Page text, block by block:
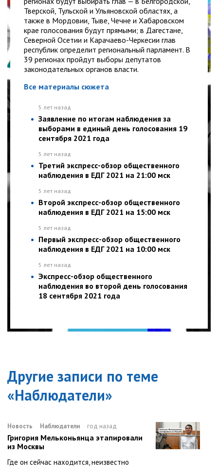
Тверской, Тульской и Ульяновской областях, а
также в Мордовии, Тыве, Чечне и Хабаровском
крае голосования будут прямыми; в Дагестане,
Северной Осетии и Карачаево-Черкесии глав
республик определит региональный парламент. В
39 регионах пройдут выборы депутатов
законодательных органов власти.
Все материалы сюжета
5 лет назад
Заявление по итогам наблюдения за
выборами в единый день голосования 19
сентября 2021 года
5 лет назад
Третий экспресс-обзор общественного
наблюдения в ЕДГ 2021 на 21:00 мск
5 лет назад
Второй экспресс-обзор общественного
наблюдения в ЕДГ 2021 на 15:00 мск
5 лет назад
Первый экспресс-обзор общественного
наблюдения в ЕДГ 2021 на 10:00 мск
5 лет назад
Экспресс-обзор общественного
наблюдения во второй день голосования
18 сентября 2021 года
Другие записи по теме
«Наблюдатели»
Новость Наблюдатели год назад
Григория Мельконьянца этапировали
из Москвы
Где он сейчас находится, неизвестно